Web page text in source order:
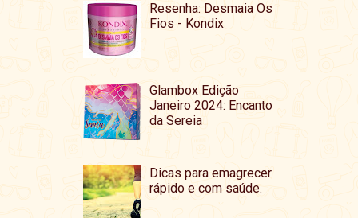
Resenha: Desmaia Os
Fios - Kondix
Glambox Edição
Janeiro 2024: Encanto
da Sereia
Dicas para emagrecer
rápido e com saúde.